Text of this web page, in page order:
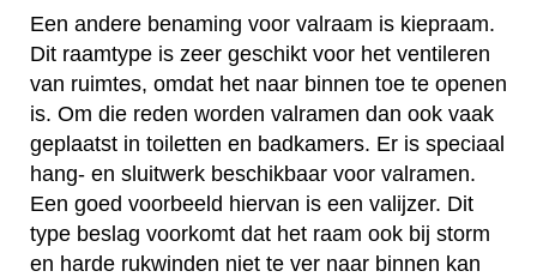
Een andere benaming voor valraam is kiepraam.
Dit raamtype is zeer geschikt voor het ventileren
van ruimtes, omdat het naar binnen toe te openen
is. Om die reden worden valramen dan ook vaak
geplaatst in toiletten en badkamers. Er is speciaal
hang- en sluitwerk beschikbaar voor valramen.
Een goed voorbeeld hiervan is een valijzer. Dit
type beslag voorkomt dat het raam ook bij storm
en harde rukwinden niet te ver naar binnen kan